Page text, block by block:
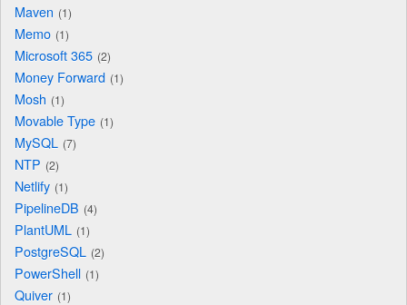
Maven 1
Memo 1
Microsoft 365 2
Money Forward 1
Mosh 1
Movable Type 1
MySQL 7
NTP 2
Netlify 1
PipelineDB 4
PlantUML 1
PostgreSQL 2
PowerShell 1
Quiver 1